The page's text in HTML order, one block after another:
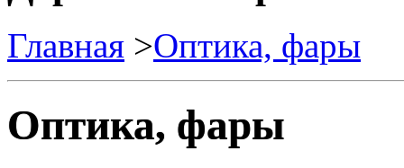
Главная >Оптика, фары
Оптика, фары